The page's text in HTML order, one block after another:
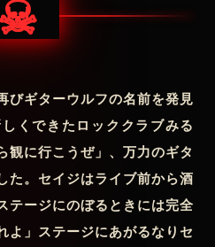
びギターウルフの名前を発見
くできたロッククラブみる
観に行こうぜ」、万力のギタ
た。セイジはライブ前から酒
テージにのぼるときには完全
よ」ステージにあがるなりセ